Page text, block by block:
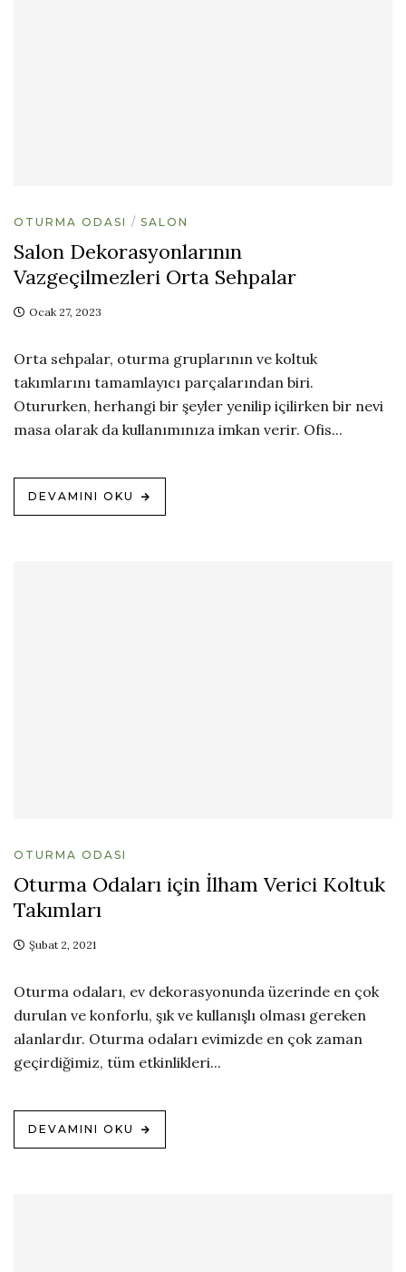
OTURMA ODASI SALON
Salon Dekorasyonlarının
Vazgeçilmezleri Orta Sehpalar
Ocak 27, 2023
Orta sehpalar, oturma gruplarının ve koltuk
takımlarını tamamlayıcı parçalarından biri.
Otururken, herhangi bir şeyler yenilip içilirken bir nevi
masa olarak da kullanımınıza imkan verir. Ofis...
DEVAMINI OKU
OTURMA ODASI
Oturma Odaları için İlham Verici Koltuk
Takımları
Şubat 2, 2021
Oturma odaları, ev dekorasyonunda üzerinde en çok
durulan ve konforlu, şık ve kullanışlı olması gereken
alanlardır. Oturma odaları evimizde en çok zaman
geçirdiğimiz, tüm etkinlikleri...
DEVAMINI OKU